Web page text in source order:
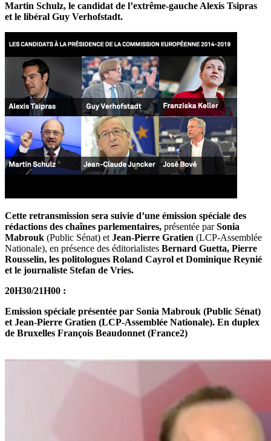
Martin Schulz, le candidat de l’extrême-gauche Alexis Tsipras
et le libéral Guy Verhofstadt.
Cette retransmission sera suivie d’une émission spéciale des
rédactions des chaînes parlementaires, présentée parSonia
Mabrouk (Public Sénat) et Jean-Pierre Gratien (LCP-Assemblée
Nationale), en présence des éditorialistes Bernard Guetta, Pierre
Rousselin, les politologues Roland Cayrol et Dominique Reynié
et le journaliste Stefan de Vries.
20H30/21H00 :
Emission spéciale présentée par Sonia Mabrouk (Public Sénat)
et Jean-Pierre Gratien (LCP-Assemblée Nationale). En duplex
de Bruxelles François Beaudonnet (France2)